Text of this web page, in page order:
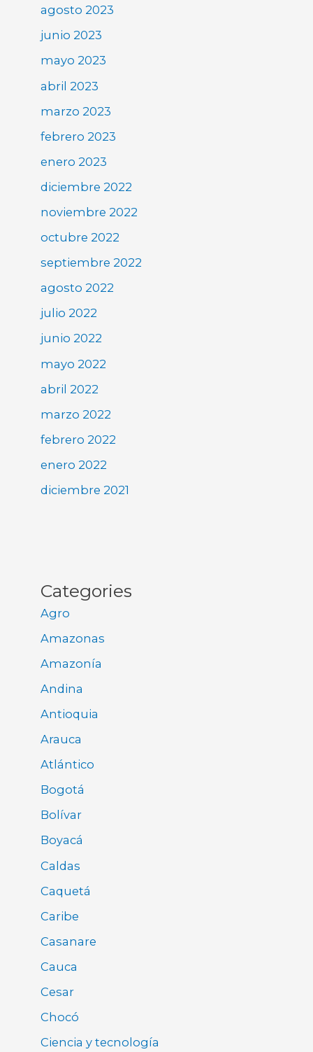
agosto 2023
junio 2023
mayo 2023
abril 2023
marzo 2023
febrero 2023
enero 2023
diciembre 2022
noviembre 2022
octubre 2022
septiembre 2022
agosto 2022
julio 2022
junio 2022
mayo 2022
abril 2022
marzo 2022
febrero 2022
enero 2022
diciembre 2021
Categories
Agro
Amazonas
Amazonía
Andina
Antioquia
Arauca
Atlántico
Bogotá
Bolívar
Boyacá
Caldas
Caquetá
Caribe
Casanare
Cauca
Cesar
Chocó
Ciencia y tecnología